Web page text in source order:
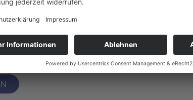
von Gerhard Kreysa, Eppstein | 2616